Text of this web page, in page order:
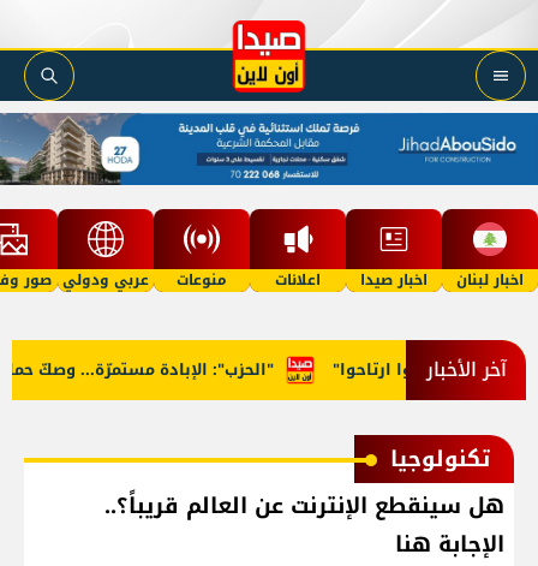
اخبار لبنان اخبار صيدا اعلانات منوعات عربي ودولي صور
آخر الأخبار "الحزب": الإبادة مستمرّة... وصكّ حماية "روحوا ارتاحوا"
تكنولوجيا
هل سينقطع الإنترنت عن العالم قريباً؟..
الإجابة هنا